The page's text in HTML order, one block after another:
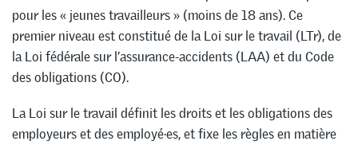
pour les « jeunes travailleurs » (moins de 18 ans). Ce
premier niveau est constitué de la Loi sur le travail (LTr), de
la Loi fédérale sur l’assurance-accidents (LAA) et du Code
des obligations (CO).
La Loi sur le travail définit les droits et les obligations des
employeurs et des employé·es, et fixe les règles en matière